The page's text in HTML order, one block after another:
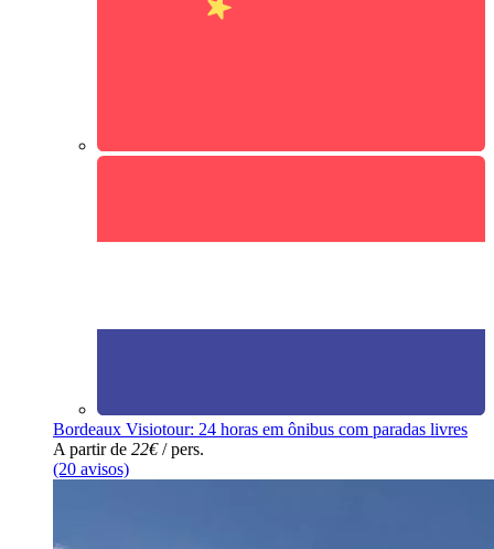
Bordeaux Visiotour: 24 horas em ônibus com paradas livres
A partir de 22€/ pers.
(20 avisos)